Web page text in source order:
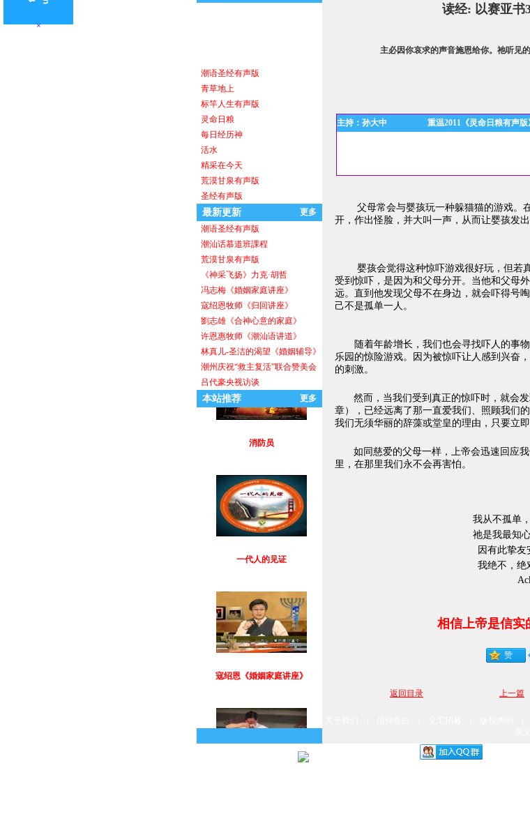
潮语圣经有声版
青草地上
标竿人生有声版
灵命日粮
每日经历神
活水
精采在今天
荒漠甘泉有声版
圣经有声版
最新更新
更多
潮语圣经有声版
潮汕话慕道班課程
荒漠甘泉有声版
《神采飞扬》力克·胡哲
冯志梅《婚姻家庭讲座》
寇绍恩牧师《归回讲座》
劉志雄《合神心意的家庭》
许恩惠牧师《潮汕语讲道》
林真儿-圣洁的渴望《婚姻辅导》
潮州庆祝“救主复活”联合赞美会
吕代豪央视访谈
本站推荐 更多
力克．胡哲
盼望
读经: 以赛亚书
主必因你哀求的声音施恩给你。祂听见
主持：孙大中 重温2011《灵命日粮有声版
父母常会与婴孩玩一种躲猫猫的游戏。在
开，作出怪脸，并大叫一声，从而让婴孩发出
婴孩会觉得这种惊吓游戏很好玩，但若
受到惊吓，是因为和父母分开。当他和父母
远。直到他发现父母不在身边，就会吓得号
己不是孤单一人。
随着年龄增长，我们也会寻找吓人的事
乐园的惊险游戏。因为被惊吓让人感到兴奋
的刺激。
然而，当我们受到真正的惊吓时，就会
章），已经远离了那一直爱我们、照顾我们的
我们无须华丽的辞藻或堂皇的理由，只要立即
如同慈爱的父母一样，上帝会迅速回应
里，在那里我们永不会再害怕。
我从不孤单
祂是我最知
因有此挚友
我绝不，绝
相信上帝是信实
返回目录 上一篇
×